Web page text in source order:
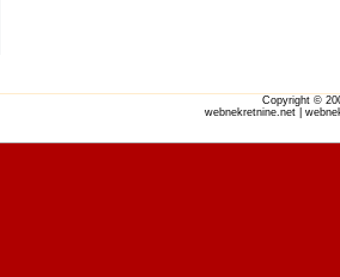
Copyright ©
webnekretnine.net |